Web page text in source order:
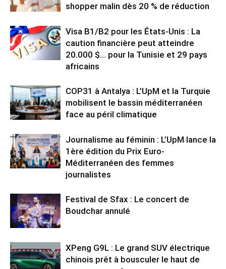
shopper malin dès 20 % de réduction
Visa B1/B2 pour les États-Unis : La
caution financière peut atteindre
20.000 $… pour la Tunisie et 29 pays
africains
COP31 à Antalya : L’UpM et la Turquie
mobilisent le bassin méditerranéen
face au péril climatique
Journalisme au féminin : L’UpM lance la
1ère édition du Prix Euro-
Méditerranéen des femmes
journalistes
Festival de Sfax : Le concert de
Boudchar annulé
XPeng G9L : Le grand SUV électrique
chinois prêt à bousculer le haut de